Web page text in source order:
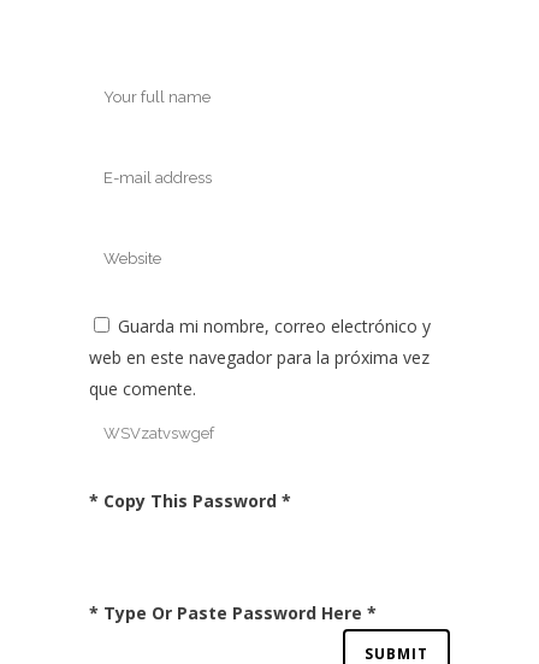
Guarda mi nombre, correo electrónico y
web en este navegador para la próxima vez
que comente.
* Copy This Password *
* Type Or Paste Password Here *